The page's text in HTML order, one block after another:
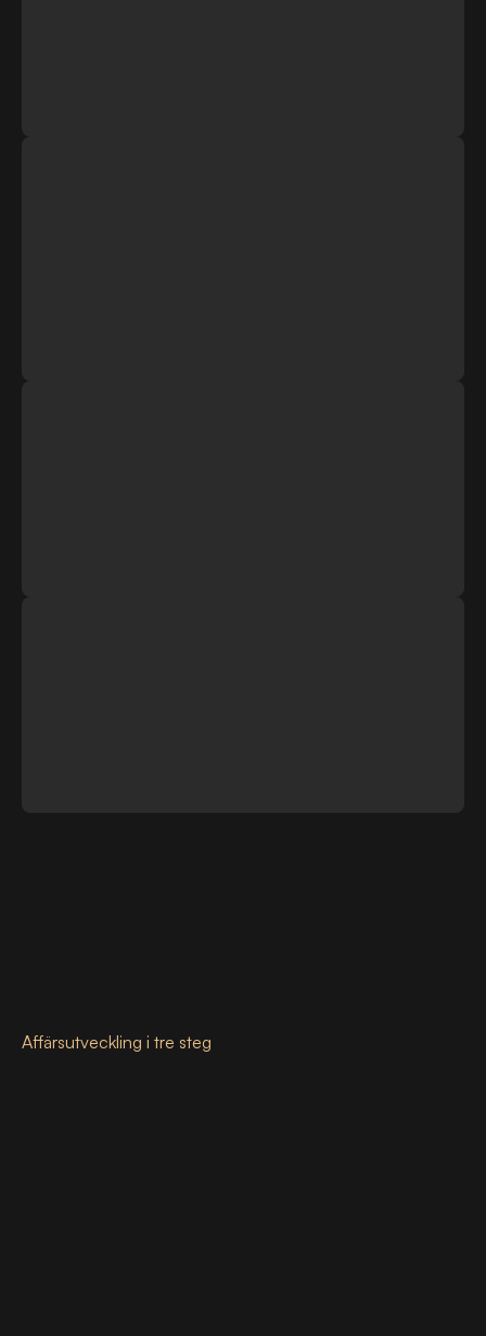
Affärsutveckling i tre steg